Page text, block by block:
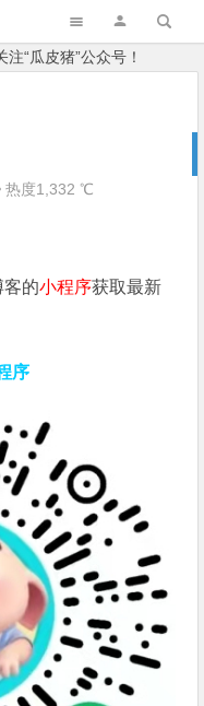
注“瓜皮猪”公众号！
热度1,332 ℃
客的小程序获取最新
序